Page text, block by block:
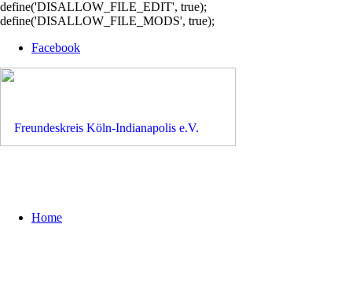
define('DISALLOW_FILE_EDIT', true);
define('DISALLOW_FILE_MODS', true);
Facebook
Home